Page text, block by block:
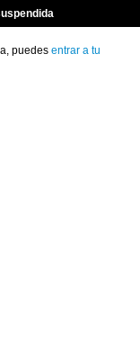
puedes entrar a tu